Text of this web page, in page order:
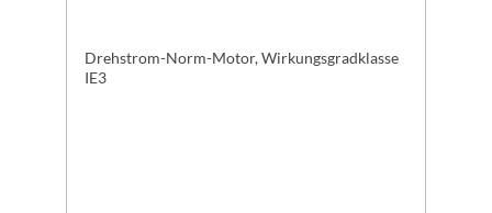
Drehstrom-Norm-Motor, Wirkungsgradklasse
IE3